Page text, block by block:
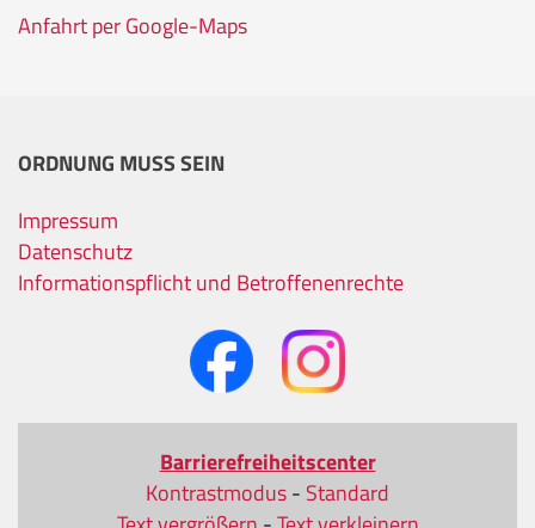
Anfahrt per Google-Maps
ORDNUNG MUSS SEIN
Impressum
Datenschutz
Informationspflicht und Betroffenenrechte
Barrierefreiheitscenter
Kontrastmodus- Standard